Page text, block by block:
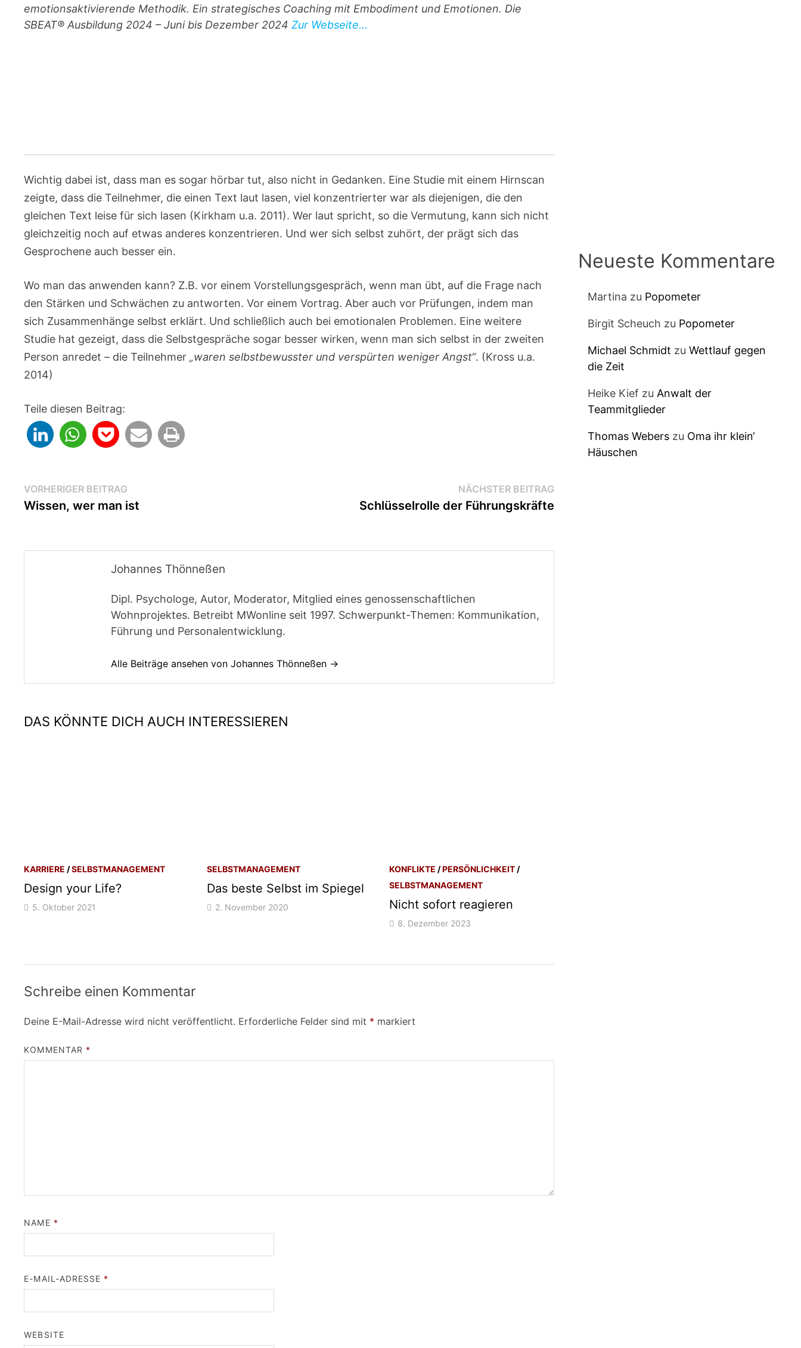
emotionsaktivierende Methodik. Ein strategisches Coaching mit Embodiment und Emotionen. Die
SBEAT® Ausbildung 2024 – Juni bis Dezember 2024Zur Webseite...
Wichtig dabei ist, dass man es sogar hörbar tut, also nicht in Gedanken. Eine Studie mit einem Hirnscan
zeigte, dass die Teilnehmer, die einen Text laut lasen, viel konzentrierter war als diejenigen, die den
gleichen Text leise für sich lasen (Kirkham u.a. 2011). Wer laut spricht, so die Vermutung, kann sich nicht
gleichzeitig noch auf etwas anderes konzentrieren. Und wer sich selbst zuhört, der prägt sich das
Gesprochene auch besser ein.
Wo man das anwenden kann? Z.B. vor einem Vorstellungsgespräch, wenn man übt, auf die Frage nach
den Stärken und Schwächen zu antworten. Vor einem Vortrag. Aber auch vor Prüfungen, indem man
sich Zusammenhänge selbst erklärt. Und schließlich auch bei emotionalen Problemen. Eine weitere
Studie hat gezeigt, dass die Selbstgespräche sogar besser wirken, wenn man sich selbst in der zweiten
Person anredet – die Teilnehmer„waren selbstbewusster und verspürten weniger Angst“. (Kross u.a.
2014)
Teile diesen Beitrag:
Beitragsnavigation
VORHERIGER BEITRAG
Beitrag:
Wissen, wer man ist
NÄCHSTER BEITRAGNächster
Beitrag:
Schlüsselrolle der Führungskräfte
Johannes Thönneßen
Dipl. Psychologe, Autor, Moderator, Mitglied eines genossenschaftlichen
Wohnprojektes. Betreibt MWonline seit 1997. Schwerpunkt-Themen: Kommunikation,
Führung und Personalentwicklung.
Alle Beiträge ansehen von Johannes Thönneßen →
DAS KÖNNTE DICH AUCH INTERESSIEREN
KARRIERE /SELBSTMANAGEMENT
Design your Life?
5. Oktober 2021
SELBSTMANAGEMENT
Das beste Selbst im Spiegel
2. November 2020
KONFLIKTE /PERSÖNLICHKEIT /
SELBSTMANAGEMENT
Nicht sofort reagieren
8. Dezember 2023
Schreibe einen Kommentar
Deine E-Mail-Adresse wird nicht veröffentlicht. Erforderliche Felder sind mit * markiert
KOMMENTAR *
NAME *
E-MAIL-ADRESSE *
WEBSITE
Neueste Kommentare
Martina zu Popometer
Birgit Scheuch zu Popometer
Michael Schmidt zu Wettlauf gegen
die Zeit
Heike Kief zu Anwalt der
Teammitglieder
Thomas Weberszu Oma ihr klein‘
Häuschen